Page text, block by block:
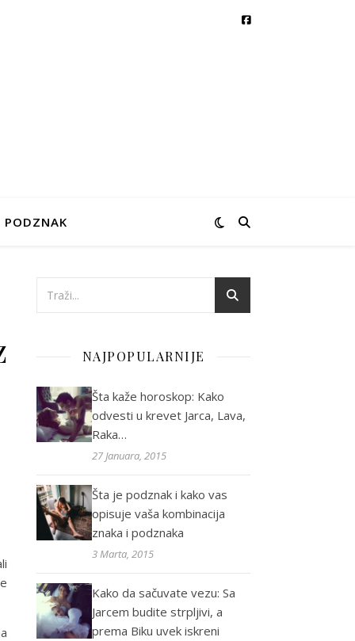
PODZNAK
NAJPOPULARNIJE
Šta kaže horoskop: Kako
odvesti u krevet Jarca, Lava,
Raka…
27 Januara, 2015
Šta je podznak i kako vas
opisuje vaša kombinacija
znaka i podznaka
3 Marta, 2015
Kako da sačuvate vezu: Sa
Jarcem budite strpljivi, a
prema Biku uvek iskreni